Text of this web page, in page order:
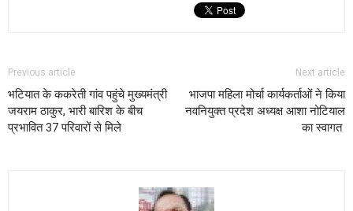
Previous article
भटियात के ककरेती गांव पहुंचे मुख्यमंत्री
जयराम ठाकुर, भारी बारिश के बीच
प्रभावित 37 परिवारों से मिले
Next article
भाजपा महिला मोर्चा कार्यकर्ताओं ने किया
नवनियुक्त प्रदेश अध्यक्ष आशा नोटियाल
का स्वागत